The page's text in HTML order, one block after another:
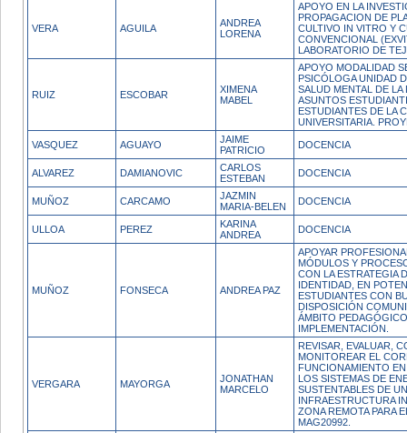
VERA AGUILA
ANDREA
LORENA
APOYO EN LA
PROPAGACION DE
CULTIVO IN VITRO Y
CONVENCIONAL
LABORATORIO DE
RUIZ ESCOBAR
XIMENA
MABEL
APOYO MODALIDAD
PSICÓLOGA UNIDAD
SALUD MENTAL DE
ASUNTOS
ESTUDIANTES DE LA
UNIVERSITARIA.
VASQUEZ AGUAYO
JAIME
PATRICIO
DOCENCIA
ALVAREZ DAMIANOVIC
CARLOS
ESTEBAN
DOCENCIA
MUÑOZ CARCAMO
JAZMIN
MARIA-BELEN
DOCENCIA
ULLOA PEREZ
KARINA
ANDREA
DOCENCIA
MUÑOZ FONSECA ANDREA PAZ
APOYAR
MÓDULOS Y
CON LA ESTRATEGIA
IDENTIDAD, EN
ESTUDIANTES CON
DISPOSICIÓN
ÁMBITO
IMPLEMENTACIÓN.
VERGARA MAYORGA
JONATHAN
MARCELO
REVISAR, EVALUAR,
MONITOREAR EL
FUNCIONAMIENTO
LOS SISTEMAS DE
SUSTENTABLES DE
INFRAESTRUCTURA
ZONA REMOTA PARA
MAG20992.